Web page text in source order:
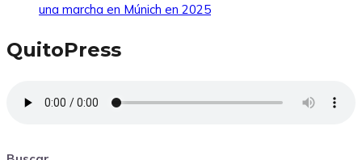
una marcha en Múnich en 2025
QuitoPress